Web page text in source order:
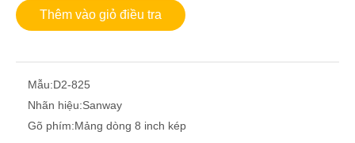
Thêm vào giỏ điều tra
Mẫu:D2-825
Nhãn hiệu:Sanway
Gõ phím:Mảng dòng 8 inch kép